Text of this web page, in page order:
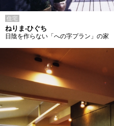
住宅
ねりま-ひぐち
日陰を作らない「への字プラン」の家